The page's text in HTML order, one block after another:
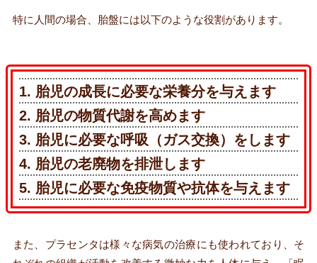
特に人間の場合、胎盤には以下のような役割があります。
1. 胎児の成長に必要な栄養分を与えます
2. 胎児の物質代謝を高めます
3. 胎児に必要な呼吸（ガス交換）をします
4. 胎児の老廃物を排泄します
5. 胎児に必要な免疫物質や抗体を与えます
また、プラセンタは様々な病気の治療にも使われており、そ